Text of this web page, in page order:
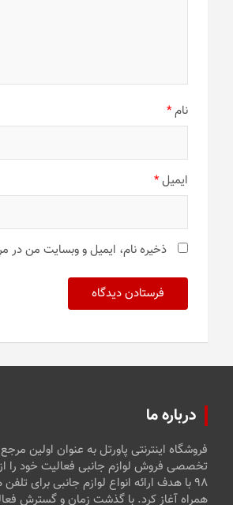
نام*
ایمیل*
ذخیره نام، ایمیل و وبسایت من در
درباره ما
فروشگاه اینترنتی پاورتل به عنوان اولین مرجع
تخصصی فروش لوازم جانبی فعالیت خود را
۹۸ با هدف ارائه انواع لوازم جانبی برای
همراه آغاز کرد. با گذشت زمان و گسترش